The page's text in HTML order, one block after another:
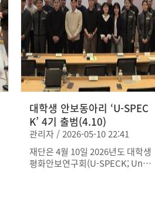
미를 함께 되새기자고 강조했다. 또
한 “추모는 하루에 머무르지 않는
다”는 내용을 통해 자유를 위해 희
생한 이들의 정신이 오늘날 한미동
맹 속에서도 이어지고 있음을 전했
다. 특히 메시지에서는 한국전쟁 당
시 약 178만 명의 미군이 참전해 3
만6천여 명이 전사하고 7천여 명이
실종되는 등 큰 희생을 치렀다는 점
을 강조했다. 또한 정전협정 체결
이후에도 한반도의 평화와 안정을
지키는 과정에서 100명이 넘는 주
한미군 장병이 목숨을 잃었다는 사
실을 상기시키며, 한미동맹이 단순
대학생 안보동아리 ‘U-SPEC
K’ 4기 출범(4.10)
관리자 / 2026-05-10 22:41
재단은 4월 10일 2026년도 대학생
평화안보연구회(U-SPECK; Unde